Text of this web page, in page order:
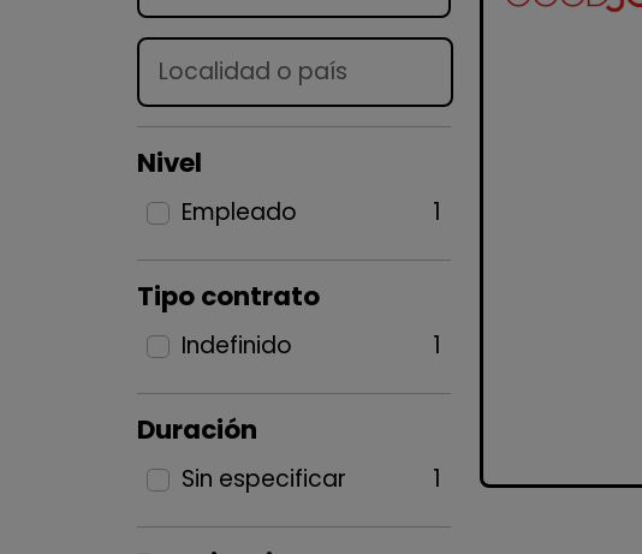
Lugar
Nivel
Empleado 1
Tipo contrato
Indefinido 1
Duración
Sin especificar 1